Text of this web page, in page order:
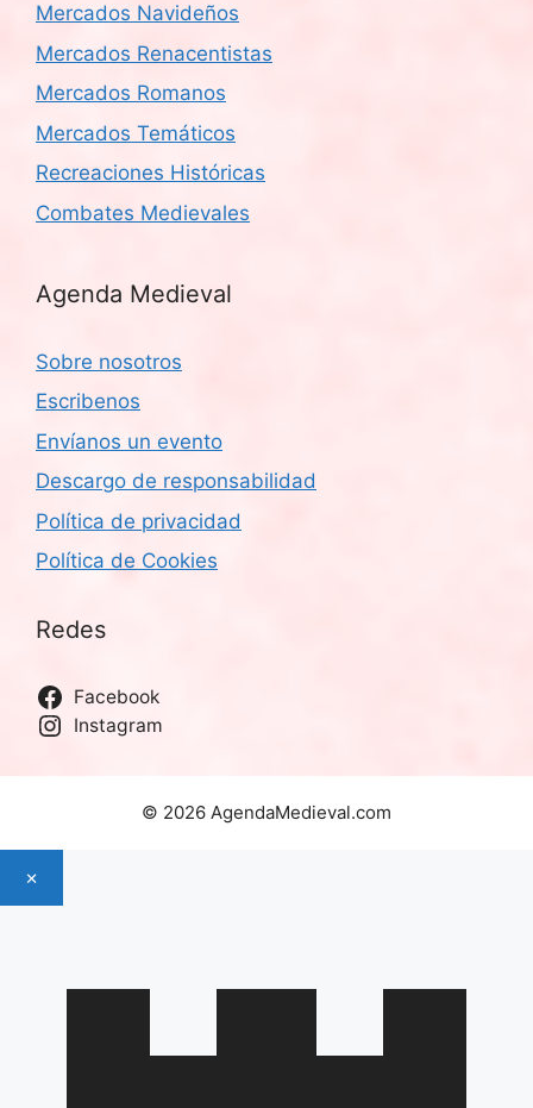
Mercados Navideños
Mercados Renacentistas
Mercados Romanos
Mercados Temáticos
Recreaciones Históricas
Combates Medievales
Agenda Medieval
Sobre nosotros
Escribenos
Envíanos un evento
Descargo de responsabilidad
Política de privacidad
Política de Cookies
Redes
Facebook
Instagram
© 2026 AgendaMedieval.com
×